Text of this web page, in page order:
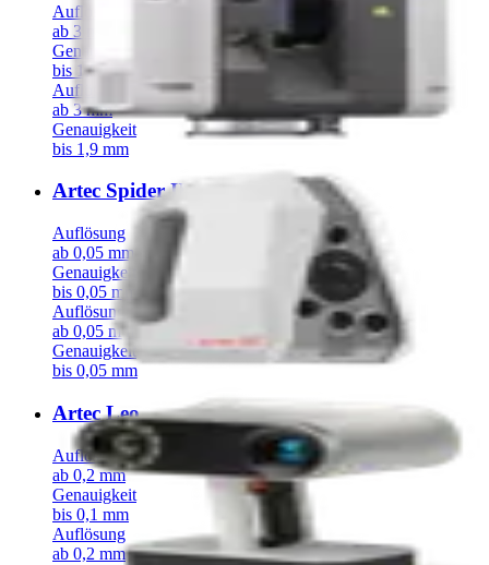
Auflösung
ab 3 mm
Genauigkeit
bis 1,9 mm
Auflösung
ab 3 mm
Genauigkeit
bis 1,9 mm
Artec Spider II
Auflösung
ab 0,05 mm
Genauigkeit
bis 0,05 mm
Auflösung
ab 0,05 mm
Genauigkeit
bis 0,05 mm
Artec Leo
Auflösung
ab 0,2 mm
Genauigkeit
bis 0,1 mm
Auflösung
ab 0,2 mm